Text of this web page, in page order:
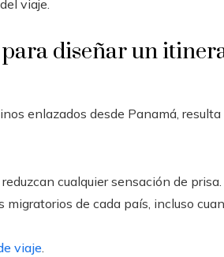
viaje.
para diseñar un
enlazados desde Panamá,
cualquier sensación de prisa.
de cada país, incluso
viaje.